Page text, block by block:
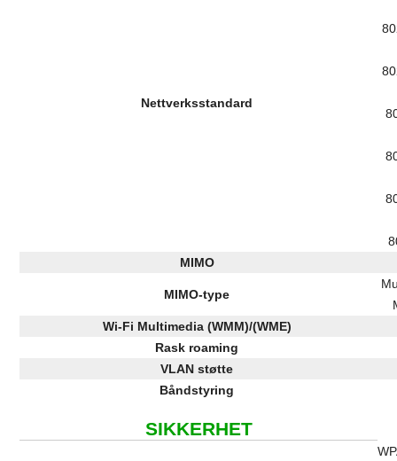
Nettverksstandard
MIMO
MIMO-type
Wi-Fi Multimedia (WMM)/(WME)
Rask roaming
VLAN støtte
Båndstyring
SIKKERHET